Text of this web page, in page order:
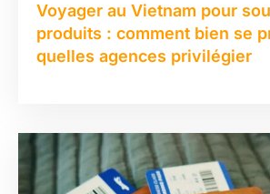
Voyager au Vietnam pour
produits : comment bien se
quelles agences privilégier